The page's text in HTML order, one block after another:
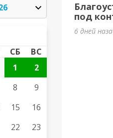
СБ
ВС
1
2
8
9
15
16
22
23
под
6 дней